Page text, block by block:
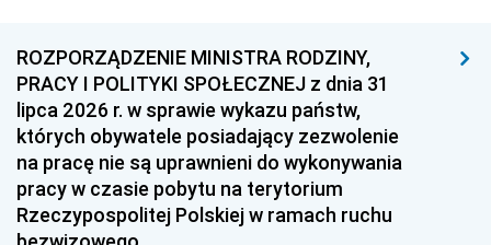
ROZPORZĄDZENIE MINISTRA RODZINY,
PRACY I POLITYKI SPOŁECZNEJ z dnia 31
lipca 2026 r. w sprawie wykazu państw,
których obywatele posiadający zezwolenie
na pracę nie są uprawnieni do wykonywania
pracy w czasie pobytu na terytorium
Rzeczypospolitej Polskiej w ramach ruchu